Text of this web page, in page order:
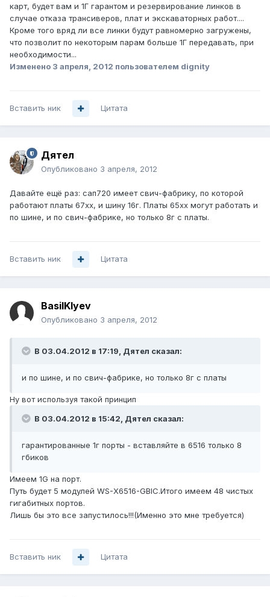
карт, будет вам и 1Г гарантом и резервирование линков в
случае отказа трансиверов, плат и экскаваторных работ....
Кроме того вряд ли все линки будут равномерно загружены,
что позволит по некоторым парам больше 1Г передавать, при
необходимости...
Изменено 3 апреля, 2012 пользователем dignity
Вставить ник Цитата
Дятел
Опубликовано 3 апреля, 2012
Давайте ещё раз: сап720 имеет свич-фабрику, по которой
работают платы 67хх, и шину 16г. Платы 65хх могут работать и
по шине, и по свич-фабрике, но только 8г с платы.
Вставить ник Цитата
BasilKlyev
Опубликовано 3 апреля, 2012
В 03.04.2012 в 17:19, Дятел сказал:
и по шине, и по свич-фабрике, но только 8г с платы
Ну вот используя такой принцип
В 03.04.2012 в 15:42, Дятел сказал:
гарантированные 1г порты - вставляйте в 6516 только 8
гбиков
Имеем 1G на порт.
Путь будет 5 модулей WS-X6516-GBIC.Итого имеем 48 чистых
гигабитных портов.
Лишь бы это все запустилось!!!(Именно это мне требуется)
Вставить ник Цитата